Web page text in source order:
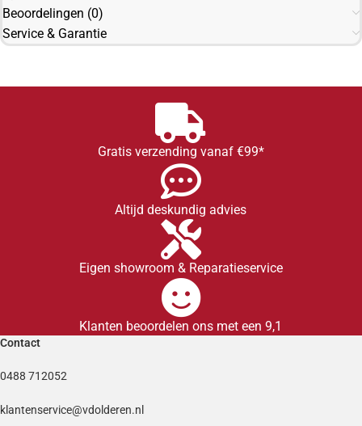
Beoordelingen (0)
Service & Garantie
Gratis verzending vanaf €99*
Altijd deskundig advies
Eigen showroom & Reparatieservice
Klanten beoordelen ons met een 9,1
Contact
0488 712052
klantenservice@vdolderen.nl